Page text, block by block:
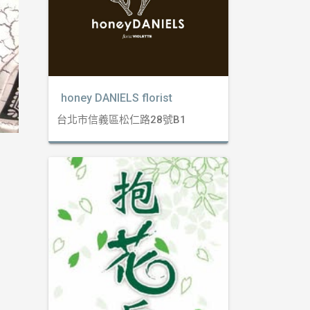
honey DANIELS florist
台北市信義區松仁路28號B1